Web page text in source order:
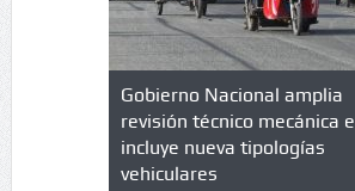
de
Gobierno Nacional amplia
revisión técnico mecánica e
incluye nueva tipologías
vehiculares